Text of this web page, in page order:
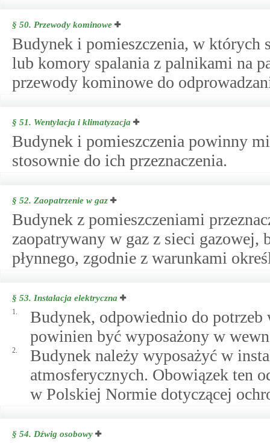
§ 50. Przewody kominowe
Budynek i pomieszczenia, w których
lub komory spalania z palnikami na
przewody kominowe do
§ 51. Wentylacja i klimatyzacja
Budynek i pomieszczenia powinny
stosownie do ich przeznaczenia.
§ 52. Zaopatrzenie w gaz
Budynek z pomieszczeniami
zaopatrywany w gaz z sieci
płynnego, zgodnie z warunkami
§ 53. Instalacja elektryczna
1.
Budynek, odpowiednio do potrzeb
powinien być wyposażony w
2.
Budynek należy wyposażyć w
atmosferycznych. Obowiązek ten
w Polskiej Normie dotyczącej
§ 54. Dźwig osobowy